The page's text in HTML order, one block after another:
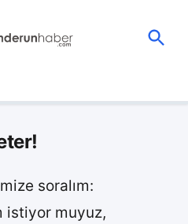
soralım:
istiyor muyuz,